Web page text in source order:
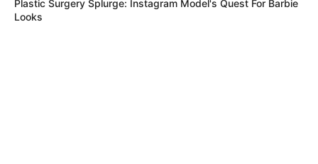
Plastic Surgery Splurge: Instagram Model's Quest For Barbie
Looks